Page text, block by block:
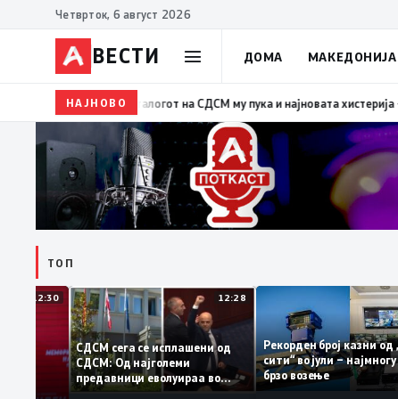
Четврток, 6 август 2026
ВЕСТИ ДОМА МАКЕДОНИЈА
НАЈНОВО 19:39ВМРО-ДПМНЕ: Како што му пукна меурот
ТОП
12:30
на
12:28
СДСМ сега се исплашени од
СДСМ: Од најголеми
предавници еволуираа во
најголеми патриоти
Рекорден број казни
сити“ во јули –
брзо возење